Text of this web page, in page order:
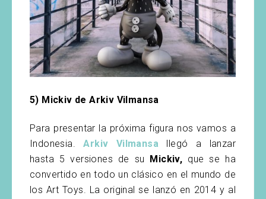
5) Mickiv de Arkiv Vilmansa
Para presentar la próxima figura nos vamos a
Indonesia.Arkiv Vilmansa llegó a lanzar
hasta 5 versiones de su
Mickiv, que se ha
convertido en todo un clásico en el mundo de
los Art Toys. La original se lanzó en 2014 y al